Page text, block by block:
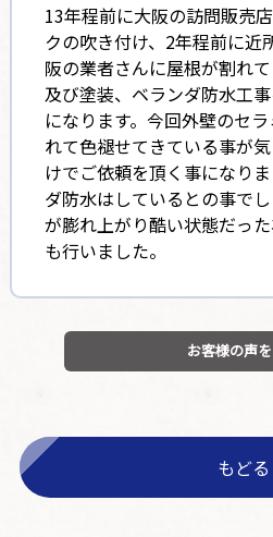
13年程前に大阪の訪問販売
クの吹き付け、2年程前に近
阪の業者さんに屋根が割れ
及び塗装、ベランダ防水工
になります。今回外壁のセ
れて色褪せてきている事が
けでご依頼を頂く事になり
ダ防水はしているとの事で
が膨れ上がり酷い状態だっ
も行いました。
お客様の声
もどる